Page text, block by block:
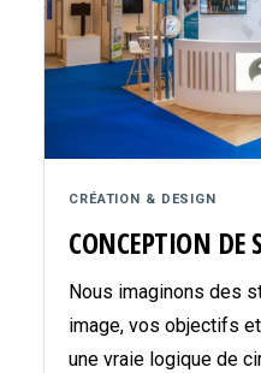
CRÉATION & DESIGN
CONCEPTION DE
Nous imaginons des
image, vos objectifs
une vraie logique de